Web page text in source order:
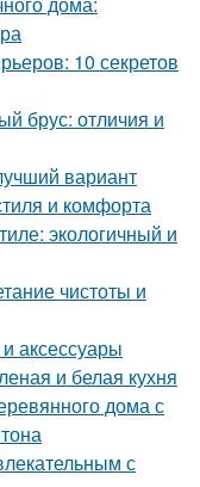
10 секретов
брус: отличия и
вариант
и комфорта
экологичный и
чистоты и
аксессуары
и белая кухня
дома с
с